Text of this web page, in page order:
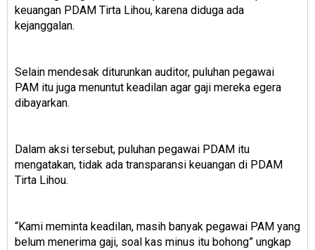
keuangan PDAM Tirta Lihou, karena diduga ada
kejanggalan.
Selain mendesak diturunkan auditor, puluhan pegawai
PAM itu juga menuntut keadilan agar gaji mereka egera
dibayarkan.
Dalam aksi tersebut, puluhan pegawai PDAM itu
mengatakan, tidak ada transparansi keuangan di PDAM
Tirta Lihou.
“Kami meminta keadilan, masih banyak pegawai PAM yang
belum menerima gaji, soal kas minus itu bohong” ungkap